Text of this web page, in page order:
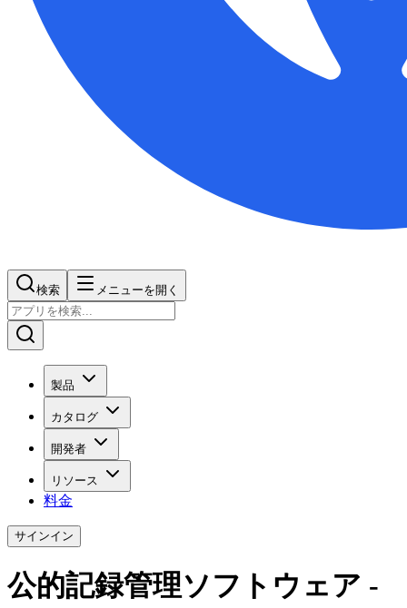
検索 メニューを開く
製品
カタログ
開発者
リソース
料金
サインイン
公的記録管理ソフトウェア -